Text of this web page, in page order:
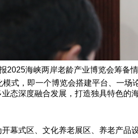
2025海峡两岸老龄产业博览会筹备
式，即一个博览会搭建平台、一
深度融合发展，打造独具特色的
式区、文化养老展区、养老产品